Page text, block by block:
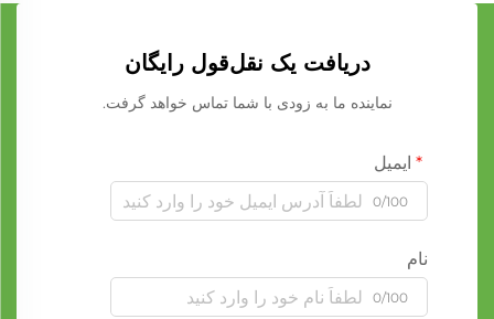
دریافت یک نقل‌قول رایگان
نماینده ما به زودی با شما تماس خواهد گرفت.
ایمیل
0/100
نام
0/100